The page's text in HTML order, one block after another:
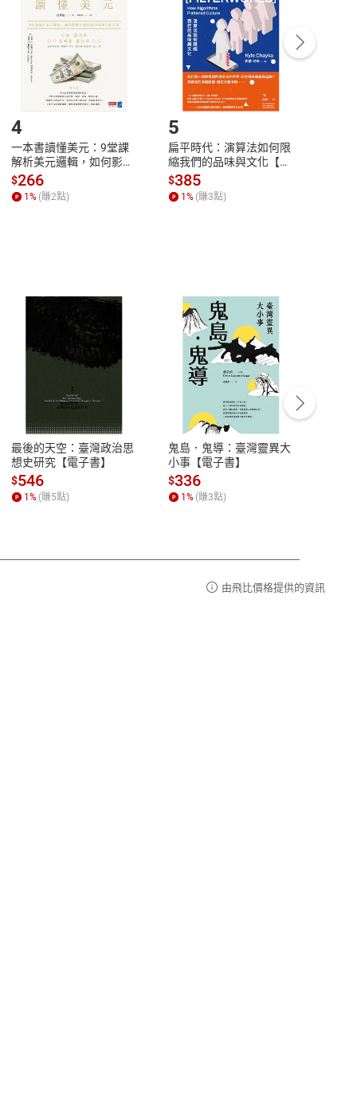
貨。
Payment Complete
號，下載書籍後看書
性
參
服務時間：週一到週五 10:00-12:00、
13:00-17:00 (國定假日及例假日休息)
客服電話：0080-1857077
4
一本書讀懂美元：9堂課
解析美元邏輯，如何影響
全球經濟和每個人的投資
【電子書】
$266
1% (賺2點)
5
扁平時代：演算法如何限
縮我們的品味與文化【電
子書】
$385
1% (賺3點)
最後的天空：臺灣政治思
想史研究【電子書】
$546
1% (賺5點)
鬼島．鬼導：臺灣靈異大
小事【電子書】
$336
1% (賺3點)
由飛比價格提供的資訊